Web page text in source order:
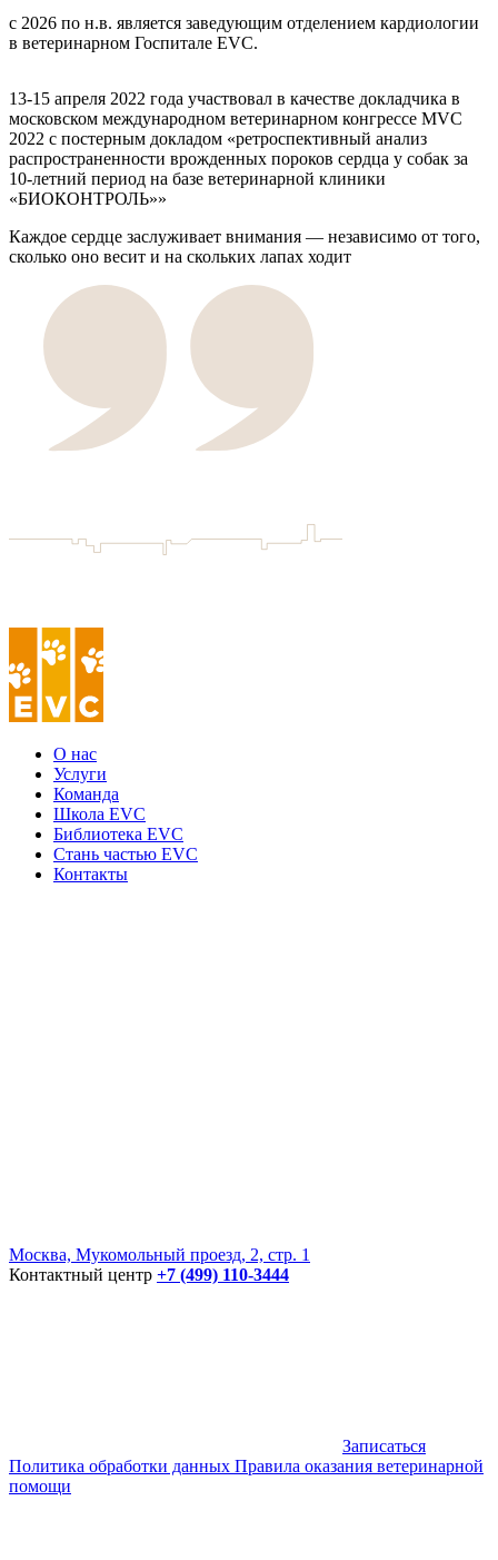
с 2026 по н.в. является заведующим отделением кардиологии
в ветеринарном Госпитале EVC.
13-15 апреля 2022 года участвовал в качестве докладчика в
московском международном ветеринарном конгрессе MVC
2022 с постерным докладом «ретроспективный анализ
распространенности врожденных пороков сердца у собак за
10-летний период на базе ветеринарной клиники
«БИОКОНТРОЛЬ»»
Каждое сердце заслуживает внимания — независимо от того,
сколько оно весит и на скольких лапах ходит
О нас
Услуги
Команда
Школа EVC
Библиотека EVC
Стань частью EVC
Контакты
Москва, Мукомольный проезд, 2, стр. 1
Контактный центр +7 (499) 110-3444
Записаться
Политика обработки данных Правила оказания ветеринарной
помощи